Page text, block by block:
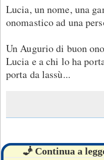
Lucia, un nome, una
onomastico ad una
Un Augurio di buon
Lucia e a chi lo ha
porta da lassù...
🧞 Continua a